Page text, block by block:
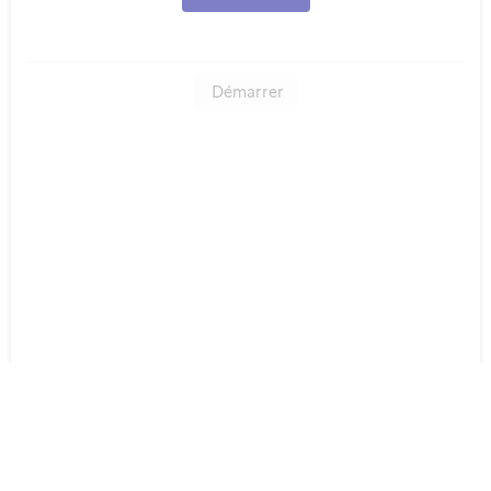
Démarrer